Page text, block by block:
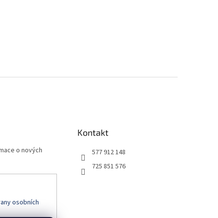
o nových
osobních
Kontakt
577 912 148
725 851 576